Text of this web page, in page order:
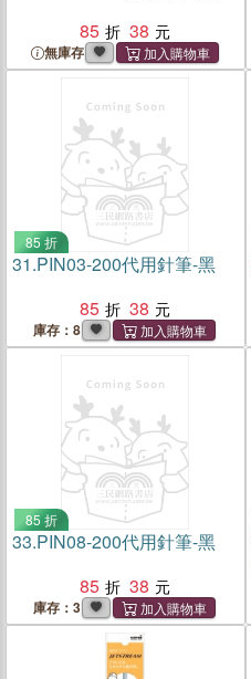
85
38
無庫存
85 折
31.PIN03-200代用針筆-黑
85
38
庫存：8
85 折
33.PIN08-200代用針筆-黑
85
38
庫存：3